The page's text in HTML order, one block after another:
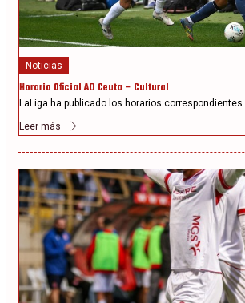
Noticias
Horario Oficial AD Ceuta – Cultural
LaLiga ha publicado los horarios correspondientes…
Leer más